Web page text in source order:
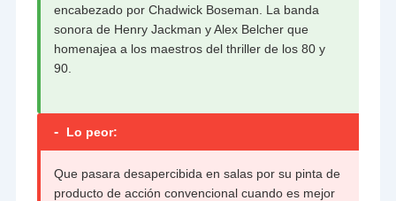
encabezado por Chadwick Boseman. La banda
sonora de Henry Jackman y Alex Belcher que
homenajea a los maestros del thriller de los 80 y
90.
- Lo peor:
Que pasara desapercibida en salas por su pinta de
producto de acción convencional cuando es mejor